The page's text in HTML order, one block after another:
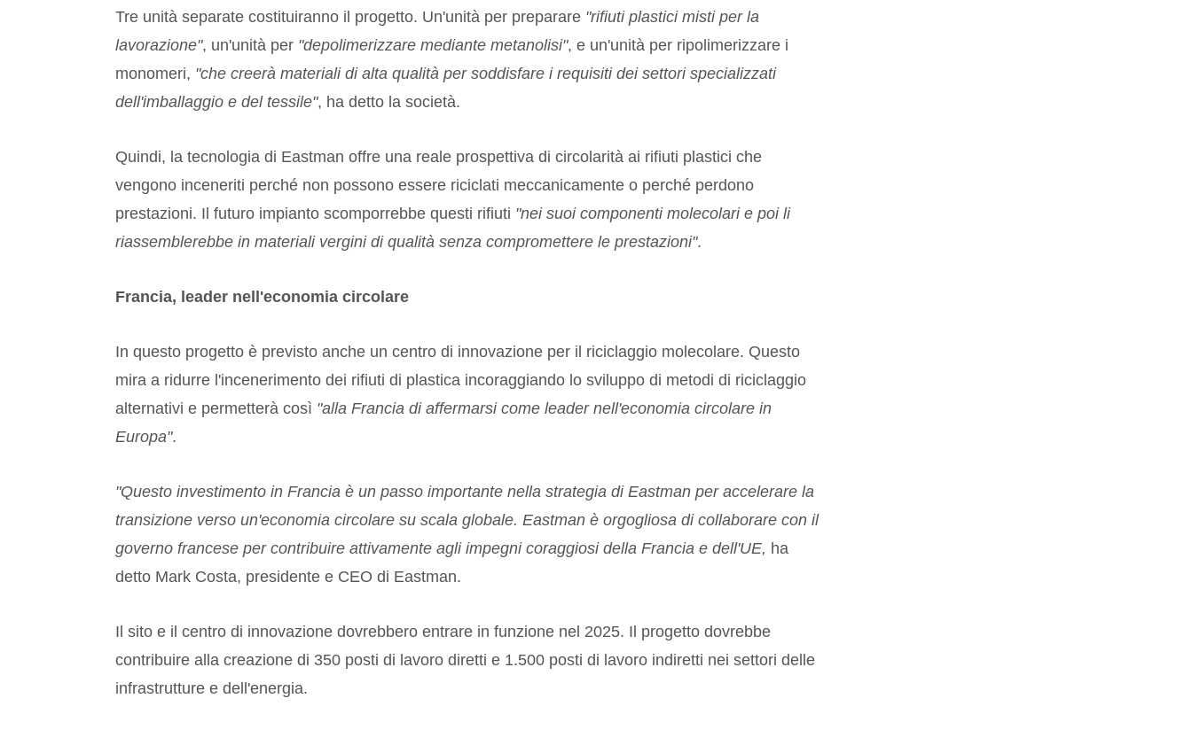
Tre unità separate costituiranno il progetto. Un'unità per preparare "rifiuti plastici misti per la
lavorazione", un'unità per "depolimerizzare mediante metanolisi", e un'unità per ripolimerizzare i
monomeri, "che creerà materiali di alta qualità per soddisfare i requisiti dei settori specializzati
dell'imballaggio e del tessile", ha detto la società.
Quindi, la tecnologia di Eastman offre una reale prospettiva di circolarità ai rifiuti plastici che
vengono inceneriti perché non possono essere riciclati meccanicamente o perché perdono
prestazioni. Il futuro impianto scomporrebbe questi rifiuti "nei suoi componenti molecolari e poi li
riassemblerebbe in materiali vergini di qualità senza compromettere le prestazioni".
Francia, leader nell'economia circolare
In questo progetto è previsto anche un centro di innovazione per il riciclaggio molecolare. Questo
mira a ridurre l'incenerimento dei rifiuti di plastica incoraggiando lo sviluppo di metodi di riciclaggio
alternativi e permetterà così "alla Francia di affermarsi come leader nell'economia circolare in
Europa".
"Questo investimento in Francia è un passo importante nella strategia di Eastman per accelerare la
transizione verso un'economia circolare su scala globale. Eastman è orgogliosa di collaborare con il
governo francese per contribuire attivamente agli impegni coraggiosi della Francia e dell'UE, ha
detto Mark Costa, presidente e CEO di Eastman.
Il sito e il centro di innovazione dovrebbero entrare in funzione nel 2025. Il progetto dovrebbe
contribuire alla creazione di 350 posti di lavoro diretti e 1.500 posti di lavoro indiretti nei settori delle
infrastrutture e dell'energia.